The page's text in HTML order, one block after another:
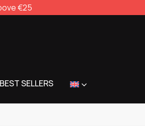
€25
BEST SELLERS